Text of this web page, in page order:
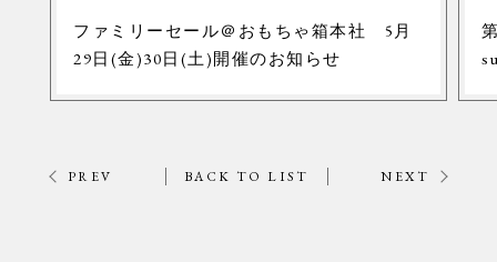
ファミリーセール＠おもちゃ箱本社 5月
29日(金)30日(土)開催のお知らせ
PREV BACK TO LIST NEXT